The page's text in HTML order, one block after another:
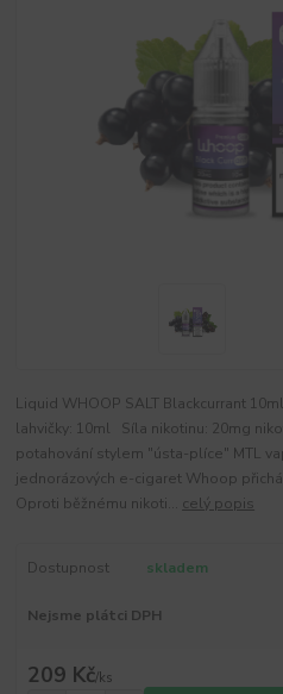
Liquid WHOOP SALT Blackcurrant
lahvičky: 10ml Síla nikotinu: 20mg
potahování stylem "ústa-plíce" MTL
jednorázových e-cigaret Whoop
Oproti běžnému nikoti... celý popis
Dostupnost skladem
Nejsme plátci DPH
209 Kč/ks